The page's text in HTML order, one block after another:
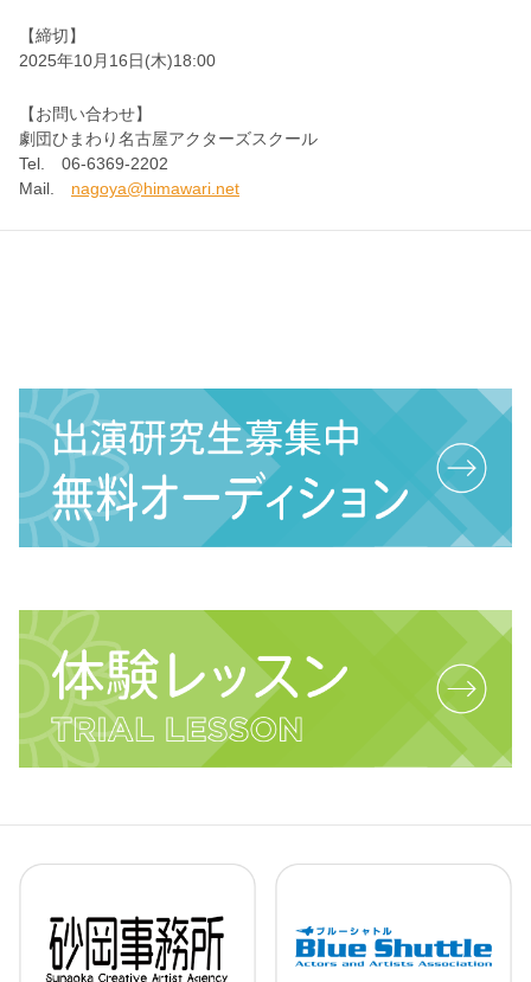
【締切】
2025年10月16日(木)18:00
【お問い合わせ】
劇団ひまわり名古屋アクターズスクール
Tel. 06-6369-2202
Mail. nagoya@himawari.net